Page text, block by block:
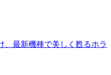
、最新機種で美しく甦るホラ